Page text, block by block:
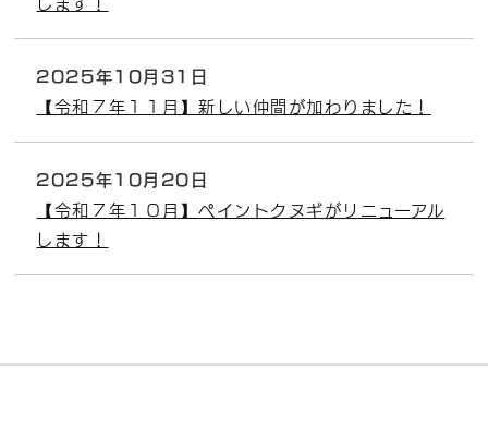
2025年10月31日
【令和７年１１月】新しい仲間が加わりました！
2025年10月20日
【令和７年１０月】ペイントクヌギがリニューアル
します！